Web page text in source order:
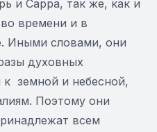
и Сарра, так же, как и
времени и в
Иными словами, они
духовных
к земной и небесной,
Поэтому они
всем